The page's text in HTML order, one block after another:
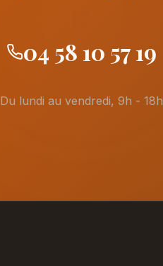
04 58 10 57 19
Du lundi au vendredi, 9h - 18h